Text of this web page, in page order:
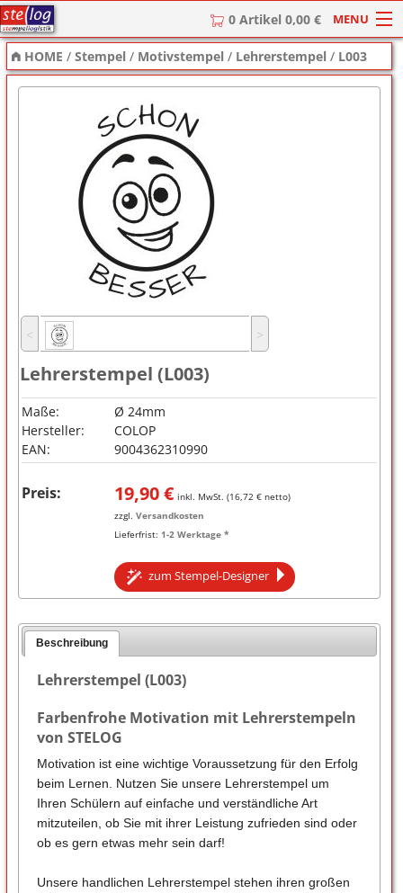
0 Artikel 0,00 € MENU
HOME
Stempel-Textplatten
Stempelzubehör
HOME /Stempel / Motivstempel / Lehrerstempel / L003
˂ ˃
Lehrerstempel (L003)
Maße:
Ø 24mm
Hersteller:
COLOP
EAN:
9004362310990
Preis: 19,90€ inkl. MwSt. (16,72€ netto)
zzgl. Versandkosten
Lieferfrist: 1-2 Werktage *
zum Stempel-Designer
Beschreibung
Lehrerstempel (L003)
Farbenfrohe Motivation mit Lehrerstempeln
von STELOG
Motivation ist eine wichtige Voraussetzung für den Erfolg
beim Lernen. Nutzen Sie unsere Lehrerstempel um
Ihren Schülern auf einfache und verständliche Art
mitzuteilen, ob Sie mit ihrer Leistung zufrieden sind oder
ob es gern etwas mehr sein darf!
Unsere handlichen Lehrerstempel stehen ihren großen